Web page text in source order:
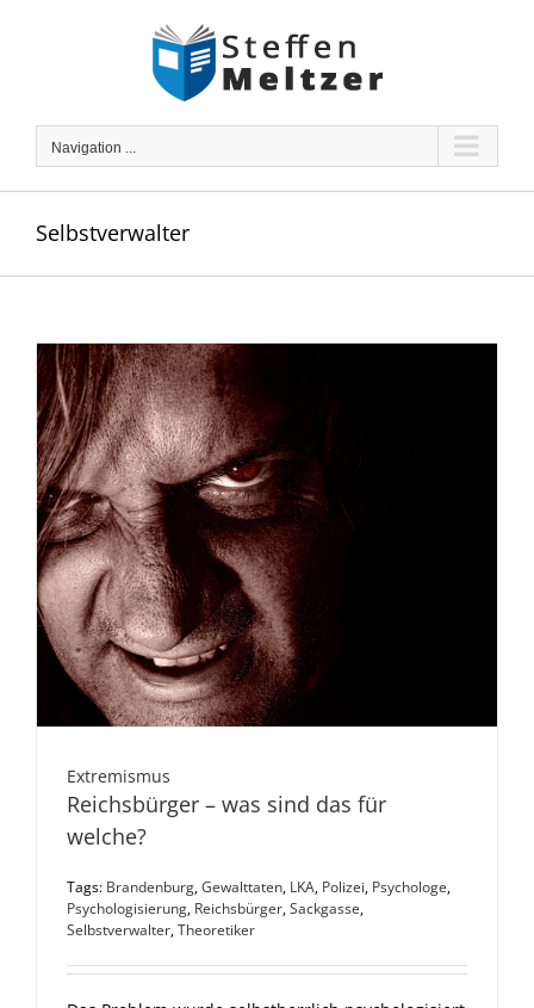
Navigation ...
Selbstverwalter
Extremismus
Reichsbürger – was sind das für
welche?
Tags: Brandenburg,Gewalttaten, LKA, Polizei, Psychologe,
Psychologisierung, Reichsbürger,Sackgasse,
Selbstverwalter,Theoretiker